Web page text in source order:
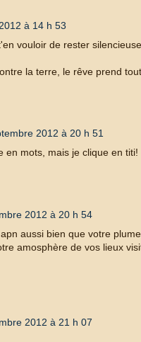
à 14 h 53
vouloir de rester
la terre, le rêve prend
2012 à 20 h 51
en mots, mais je clique en titi!
2012 à 20 h 54
aussi bien que votre plume.
amosphère de vos lieux
2012 à 21 h 07